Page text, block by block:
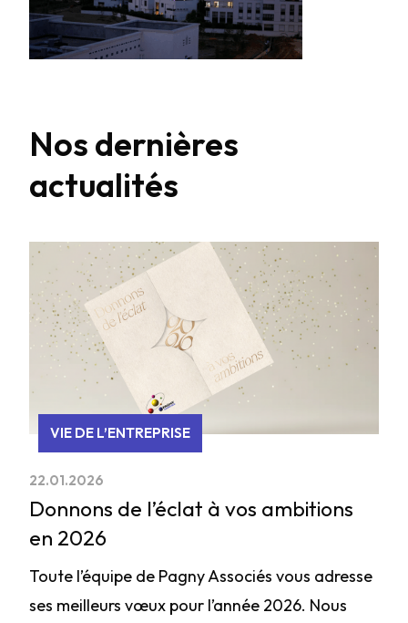
Nos dernières
actualités
VIE DE L’ENTREPRISE
22.01.2026
Donnons de l’éclat à vos ambitions
en 2026
Toute l’équipe de Pagny Associés vous adresse
ses meilleurs vœux pour l’année 2026. Nous